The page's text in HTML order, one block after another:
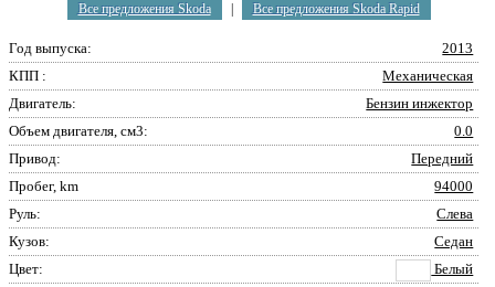
Все предложения Skoda Все предложения Skoda Rapid
Год выпуска:
2013
КПП :
Механическая
Двигатель:
Бензин инжектор
Объем двигателя, см3:
0.0
Привод:
Передний
Пробег, km
94000
Руль:
Слева
Кузов:
Седан
Цвет:
Белый